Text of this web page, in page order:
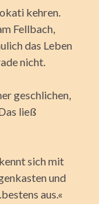
kehren.
Fellbach,
das Leben
nicht.
geschlichen,
ließ
sich mit
und
aus.«